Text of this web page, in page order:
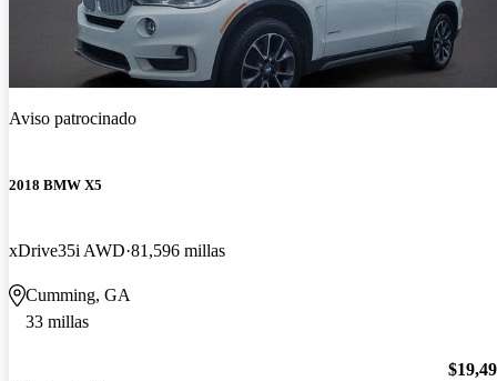
Aviso patrocinado
2018 BMW X5
xDrive35i AWD 81,596 millas
Cumming, GA
33 millas